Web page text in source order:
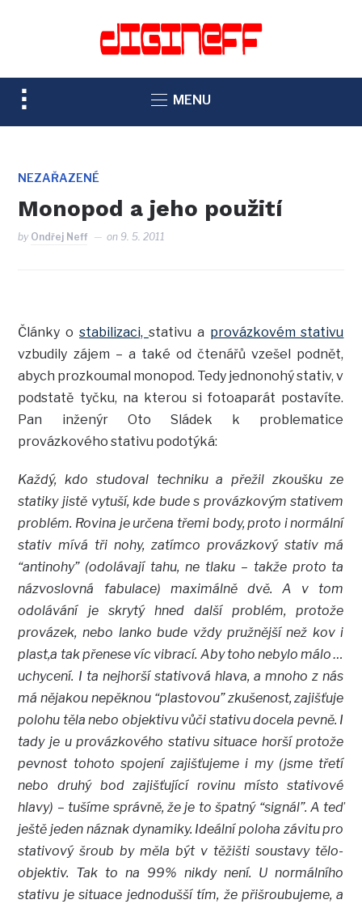
TOGGLE
SIDEBAR
NAVIGATION
MENU
NEZAŘAZENÉ
Monopod a jeho použití
by Ondřej Neff on 9. 5. 2011
Články ostabilizaci, stativu a provázkovém stativu
vzbudily zájem – a také od čtenářů vzešel podnět,
abych prozkoumal monopod. Tedy jednonohý stativ, v
podstatě tyčku, na kterou si fotoaparát postavíte.
Pan inženýr Oto Sládek k problematice
provázkového stativu podotýká:
Každý, kdo studoval techniku a přežil zkoušku ze
statiky jistě vytuší, kde bude s provázkovým stativem
problém. Rovina je určena třemi body, proto i normální
stativ mívá tři nohy, zatímco provázkový stativ má
“antinohy” (odolávají tahu, ne tlaku – takže proto ta
názvoslovná fabulace) maximálně dvě. A v tom
odolávání je skrytý hned další problém, protože
provázek, nebo lanko bude vždy pružnější než kov i
plast,a tak přenese víc vibrací. Aby toho nebylo málo …
uchycení. I ta nejhorší stativová hlava, a mnoho z nás
má nějakou nepěknou “plastovou” zkušenost, zajišťuje
polohu těla nebo objektivu vůči stativu docela pevně. I
tady je u provázkového stativu situace horší protože
pevnost tohoto spojení zajišťujeme i my (jsme třetí
nebo druhý bod zajišťující rovinu místo stativové
hlavy) – tušíme správně, že je to špatný “signál”. A teď
ještě jeden náznak dynamiky. Ideální poloha závitu pro
stativový šroub by měla být v těžišti soustavy tělo-
objektiv. Tak to na 99% nikdy není. U normálního
stativu je situace jednodušší tím, že přišroubujeme, a